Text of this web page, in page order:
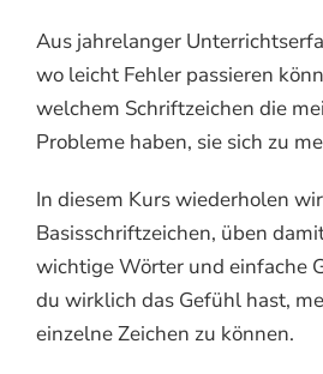
Aus jahrelanger
wo leicht Fehler passieren
welchem Schriftzeichen die
Probleme haben, sie sich zu
In diesem Kurs wiederholen
Basisschriftzeichen, üben
wichtige Wörter und einfache
du wirklich das Gefühl hast,
einzelne Zeichen zu können.